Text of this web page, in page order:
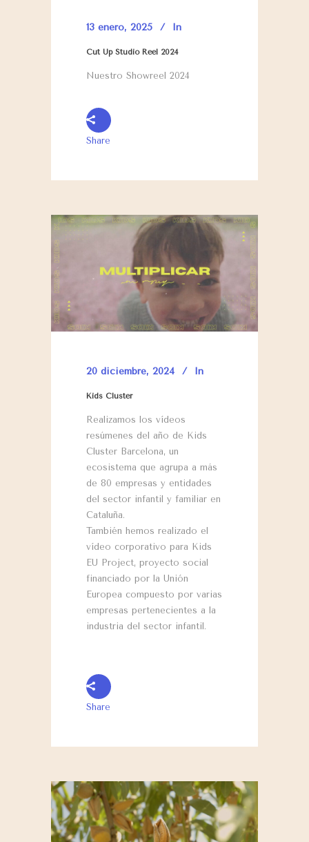
13 enero, 2025 In
Cut Up Studio Reel 2024
Nuestro Showreel 2024
Share
20 diciembre, 2024 In
Kids Cluster
Realizamos los vídeos
resúmenes del año de Kids
Cluster Barcelona, un
ecosistema que agrupa a más
de 80 empresas y entidades
del sector infantil y familiar en
Cataluña.
También hemos realizado el
vídeo corporativo para Kids
EU Project, proyecto social
financiado por la Unión
Europea compuesto por varias
empresas pertenecientes a la
industria del sector infantil.
Share